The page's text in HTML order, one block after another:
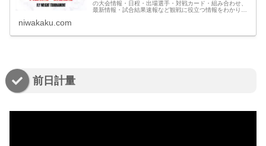
の大会情報・日程・出場選手・対戦カード・組み合わせ、
最新情報・試合結果速報など観戦に役立つ情報をわかりや
niwakaku.com
前日計量